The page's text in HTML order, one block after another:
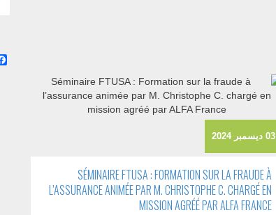
03 ديسمبر 2024
SÉMINAIRE FTUSA : FORMATION SUR LA FRAUDE À
L’ASSURANCE ANIMÉE PAR M. CHRISTOPHE C. CHARGÉ EN
MISSION AGRÉÉ PAR ALFA FRANCE